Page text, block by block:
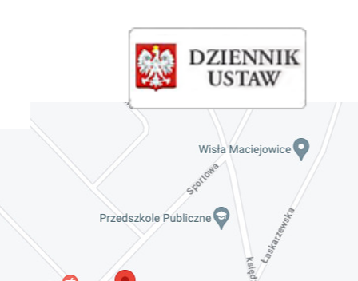
Maciejowicami oraz XXXV Rajd
Kościuszkowski
Zaproszenie na spotkanie informacyjne 28.09.2021
Invalid date
ZAPROSZENIE NA XXIX Konkurs Kapel
i Śpiewaków Ludowych Regionów
Nadwiślańskich